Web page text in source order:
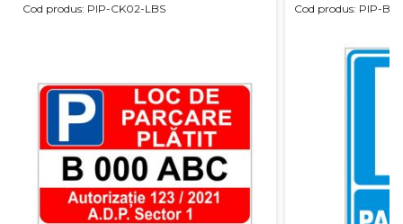
Cod produs: PIP-CK02-LBS Cod produs: PIP-